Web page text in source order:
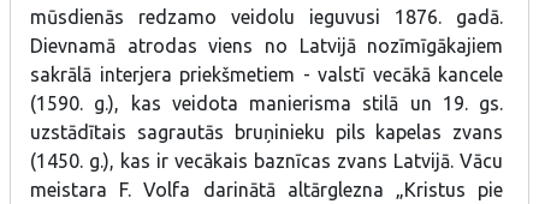
mūsdienās redzamo veidolu ieguvusi 1876. gadā.
Dievnamā atrodas viens no Latvijā nozīmīgākajiem
sakrālā interjera priekšmetiem - valstī vecākā kancele
(1590. g.), kas veidota manierisma stilā un 19. gs.
uzstādītais sagrautās bruņinieku pils kapelas zvans
(1450. g.), kas ir vecākais baznīcas zvans Latvijā. Vācu
meistara F. Volfa darinātā altārglezna „Kristus pie